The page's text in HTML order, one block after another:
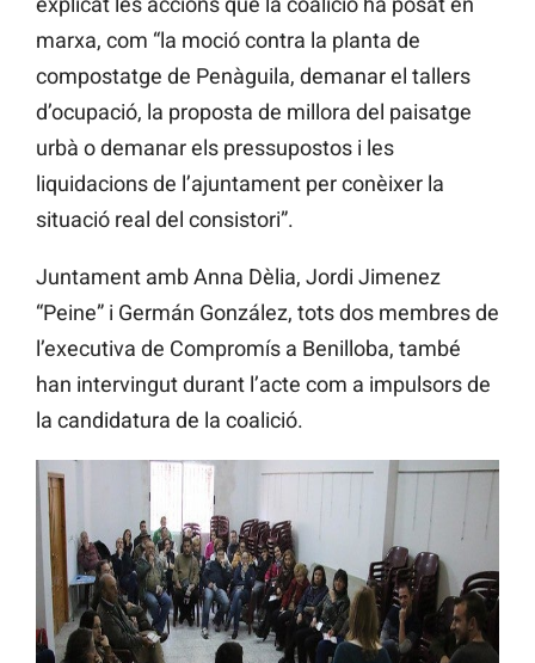
marxa, com “la moció contra la planta de
compostatge de Penàguila, demanar el tallers
d’ocupació, la proposta de millora del paisatge
urbà o demanar els pressupostos i les
liquidacions de l’ajuntament per conèixer la
situació real del consistori”.
Juntament amb Anna Dèlia, Jordi Jimenez
“Peine” i Germán González, tots dos membres de
l’executiva de Compromís a Benilloba, també
han intervingut durant l’acte com a impulsors de
la candidatura de la coalició.